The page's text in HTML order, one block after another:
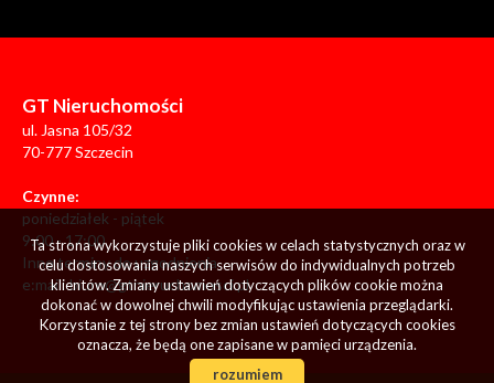
GT Nieruchomości
ul. Jasna 105/32
70-777 Szczecin
Czynne:
poniedziałek - piątek
9:00 - 17:00
Inne terminy do uzgodnienia
e:mail:biuro@gtnieruchomosci.pl
Ta strona wykorzystuje pliki cookies w celach statystycznych oraz w
celu dostosowania naszych serwisów do indywidualnych potrzeb
klientów. Zmiany ustawień dotyczących plików cookie można
dokonać w dowolnej chwili modyfikując ustawienia przeglądarki.
Korzystanie z tej strony bez zmian ustawień dotyczących cookies
oznacza, że będą one zapisane w pamięci urządzenia.
rozumiem